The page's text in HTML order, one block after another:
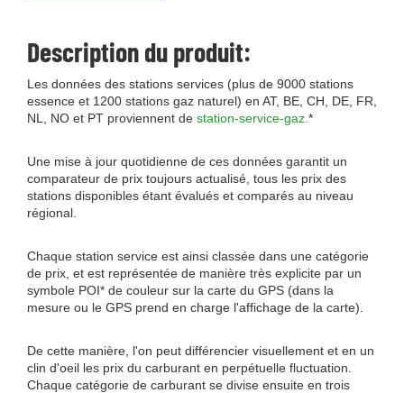
Description du produit:
Les données des stations services (plus de 9000 stations
essence et 1200 stations gaz naturel) en AT, BE, CH, DE, FR,
NL, NO et PT proviennent de station-service-gaz. *
Une mise à jour quotidienne de ces données garantit un
comparateur de prix toujours actualisé, tous les prix des
stations disponibles étant évalués et comparés au niveau
régional.
Chaque station service est ainsi classée dans une catégorie
de prix, et est représentée de manière très explicite par un
symbole POI* de couleur sur la carte du GPS (dans la
mesure ou le GPS prend en charge l'affichage de la carte).
De cette manière, l'on peut différencier visuellement et en un
clin d'oeil les prix du carburant en perpétuelle fluctuation.
Chaque catégorie de carburant se divise ensuite en trois